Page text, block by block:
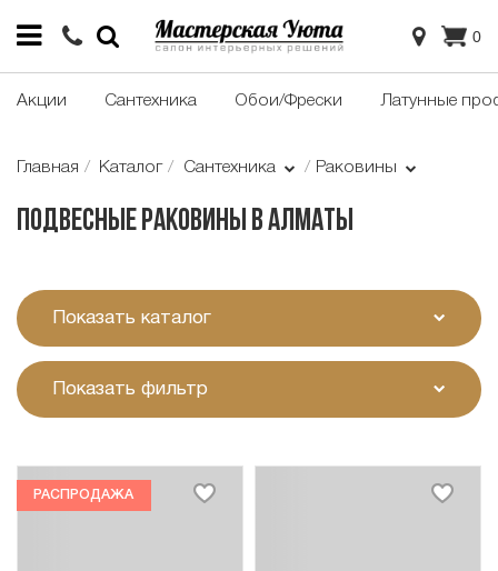
0
Акции Сантехника Обои/Фрески Латунные
Главная Каталог Сантехника Раковины
Подвесные раковины в Алматы
Показать каталог
Показать фильтр
РАСПРОДАЖА